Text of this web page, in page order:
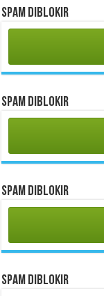
Spam Diblokir
Spam Diblokir
Spam Diblokir
Spam Diblokir